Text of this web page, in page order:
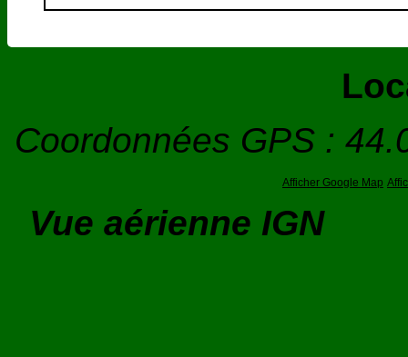
Coordonnées GPS :
Afficher Google Map
Vue aérienne IGN